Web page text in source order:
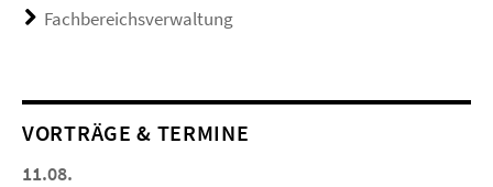
Fachbereichsverwaltung
VORTRÄGE & TERMINE
11.08.